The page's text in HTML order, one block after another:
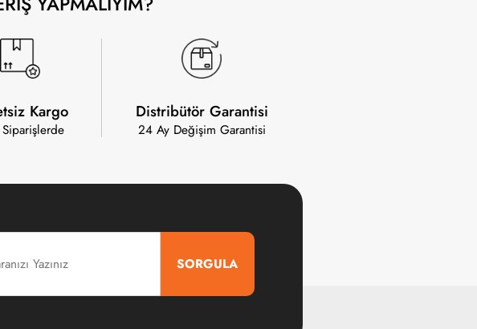
Kargo Distribütör Garantisi
24 Ay Değişim Garantisi
SORGULA